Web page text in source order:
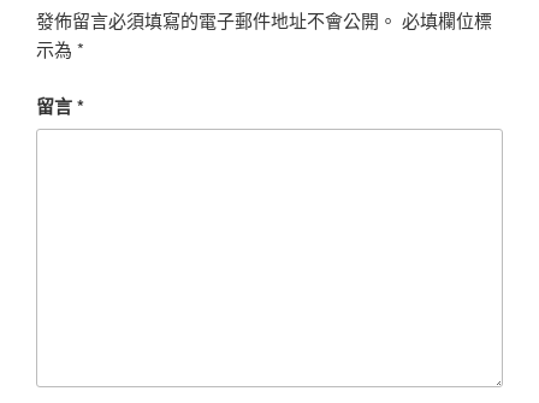
發佈留言必須填寫的電子郵件地址不會公開。 必填欄位標
示為 *
留言*